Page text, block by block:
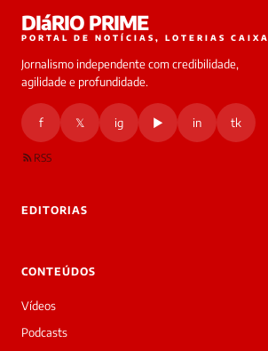
DIáRIO PRIME
PORTAL DE NOTÍCIAS, LOTERIAS CAIXA
Jornalismo independente com credibilidade,
agilidade e profundidade.
f 𝕏 ig ▶ in tk
RSS
EDITORIAS
CONTEÚDOS
Vídeos
Podcasts